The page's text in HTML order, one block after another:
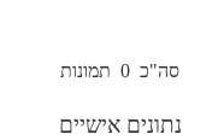
סה"כ 0 תמונות
נתונים אישיים